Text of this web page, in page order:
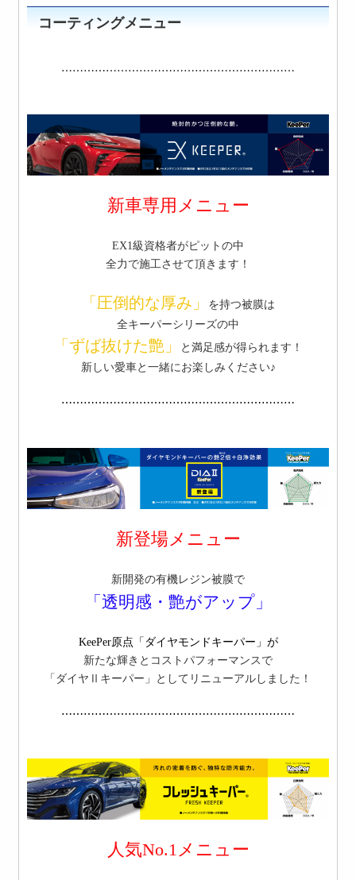
コーティングメニュー
⋯⋯⋯⋯⋯⋯⋯⋯⋯⋯⋯⋯⋯⋯⋯⋯⋯⋯⋯⋯⋯
新車専用 メニュー
EX1級資格者がピットの中
全力で施工させて頂きます！
「圧倒的な厚み」
を持つ被膜は
全キーパーシリーズの中
「ずば抜けた艶」
と満足感が得られます！
新しい愛車と一緒にお楽しみください♪
⋯⋯⋯⋯⋯⋯⋯⋯⋯⋯⋯⋯⋯⋯⋯⋯⋯⋯⋯⋯⋯
新登場メニュー
新開発の有機レジン被膜で
「透明感・艶がアップ」
KeePer原点「ダイヤモンドキーパー」が
新たな輝きとコストパフォーマンスで
「ダイヤⅡキーパー」としてリニューアルしました！
⋯⋯⋯⋯⋯⋯⋯⋯⋯⋯⋯⋯⋯⋯⋯⋯⋯⋯⋯⋯⋯
人気No.1メニュー